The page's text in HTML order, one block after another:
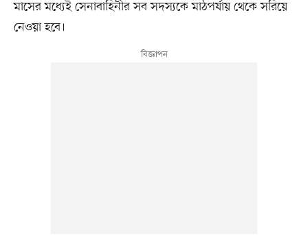
মাসের মধ্যেই সেনাবাহিনীর সব সদস্যকে মাঠপর্যায় থেকে সরিয়ে
নেওয়া হবে।